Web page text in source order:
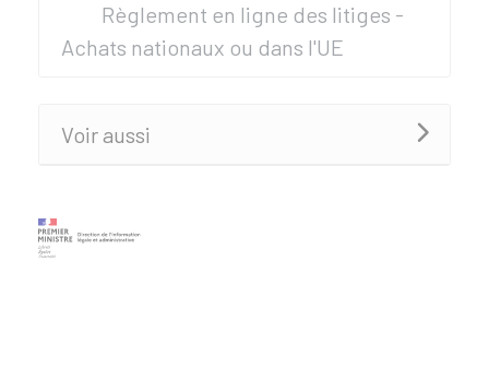
Règlement en ligne des litiges -
Achats nationaux ou dans l'UE
Voir aussi